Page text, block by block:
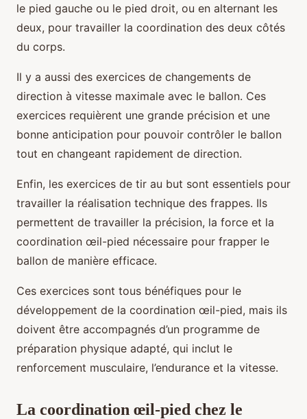
le pied gauche ou le pied droit, ou en alternant les
deux, pour travailler la coordination des deux côtés
du corps.
Il y a aussi des exercices de changements de
direction à vitesse maximale avec le ballon. Ces
exercices requièrent une grande précision et une
bonne anticipation pour pouvoir contrôler le ballon
tout en changeant rapidement de direction.
Enfin, les exercices de tir au but sont essentiels pour
travailler la réalisation technique des frappes. Ils
permettent de travailler la précision, la force et la
coordination œil-pied nécessaire pour frapper le
ballon de manière efficace.
Ces exercices sont tous bénéfiques pour le
développement de la coordination œil-pied, mais ils
doivent être accompagnés d’un programme de
préparation physique adapté, qui inclut le
renforcement musculaire, l’endurance et la vitesse.
La coordination œil-pied chez le